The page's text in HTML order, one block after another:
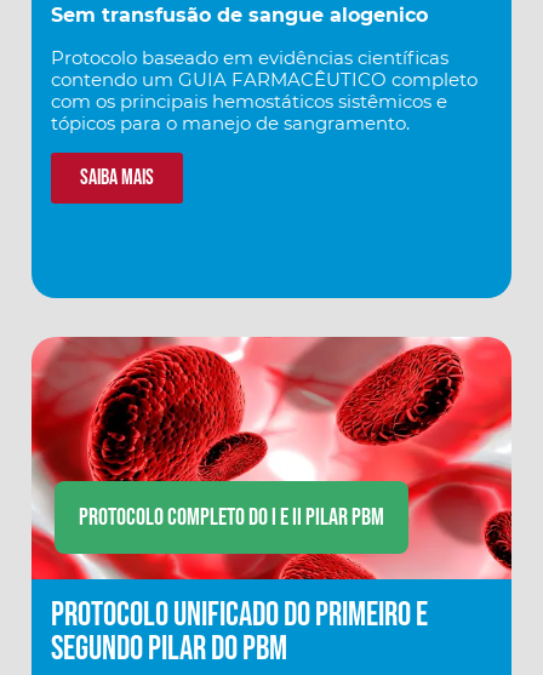
Sem transfusão de sangue alogenico
Protocolo baseado em evidências científicas
contendo um GUIA FARMACÊUTICO completo
com os principais hemostáticos sistêmicos e
tópicos para o manejo de sangramento.
Saiba mais
PROTOCOLO COMPLETO DO I E II PILAR PBM
Protocolo Unificado do Primeiro e
Segundo Pilar do PBM